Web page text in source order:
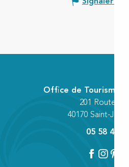
Office de Tourisme
201 Route
40170 Saint-
05 58 42 89